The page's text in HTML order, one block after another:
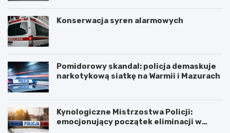
Konserwacja syren alarmowych
Pomidorowy skandal: policja demaskuje
narkotykową siatkę na Warmii i Mazurach
Kynologiczne Mistrzostwa Policji:
emocjonujący początek eliminacji w